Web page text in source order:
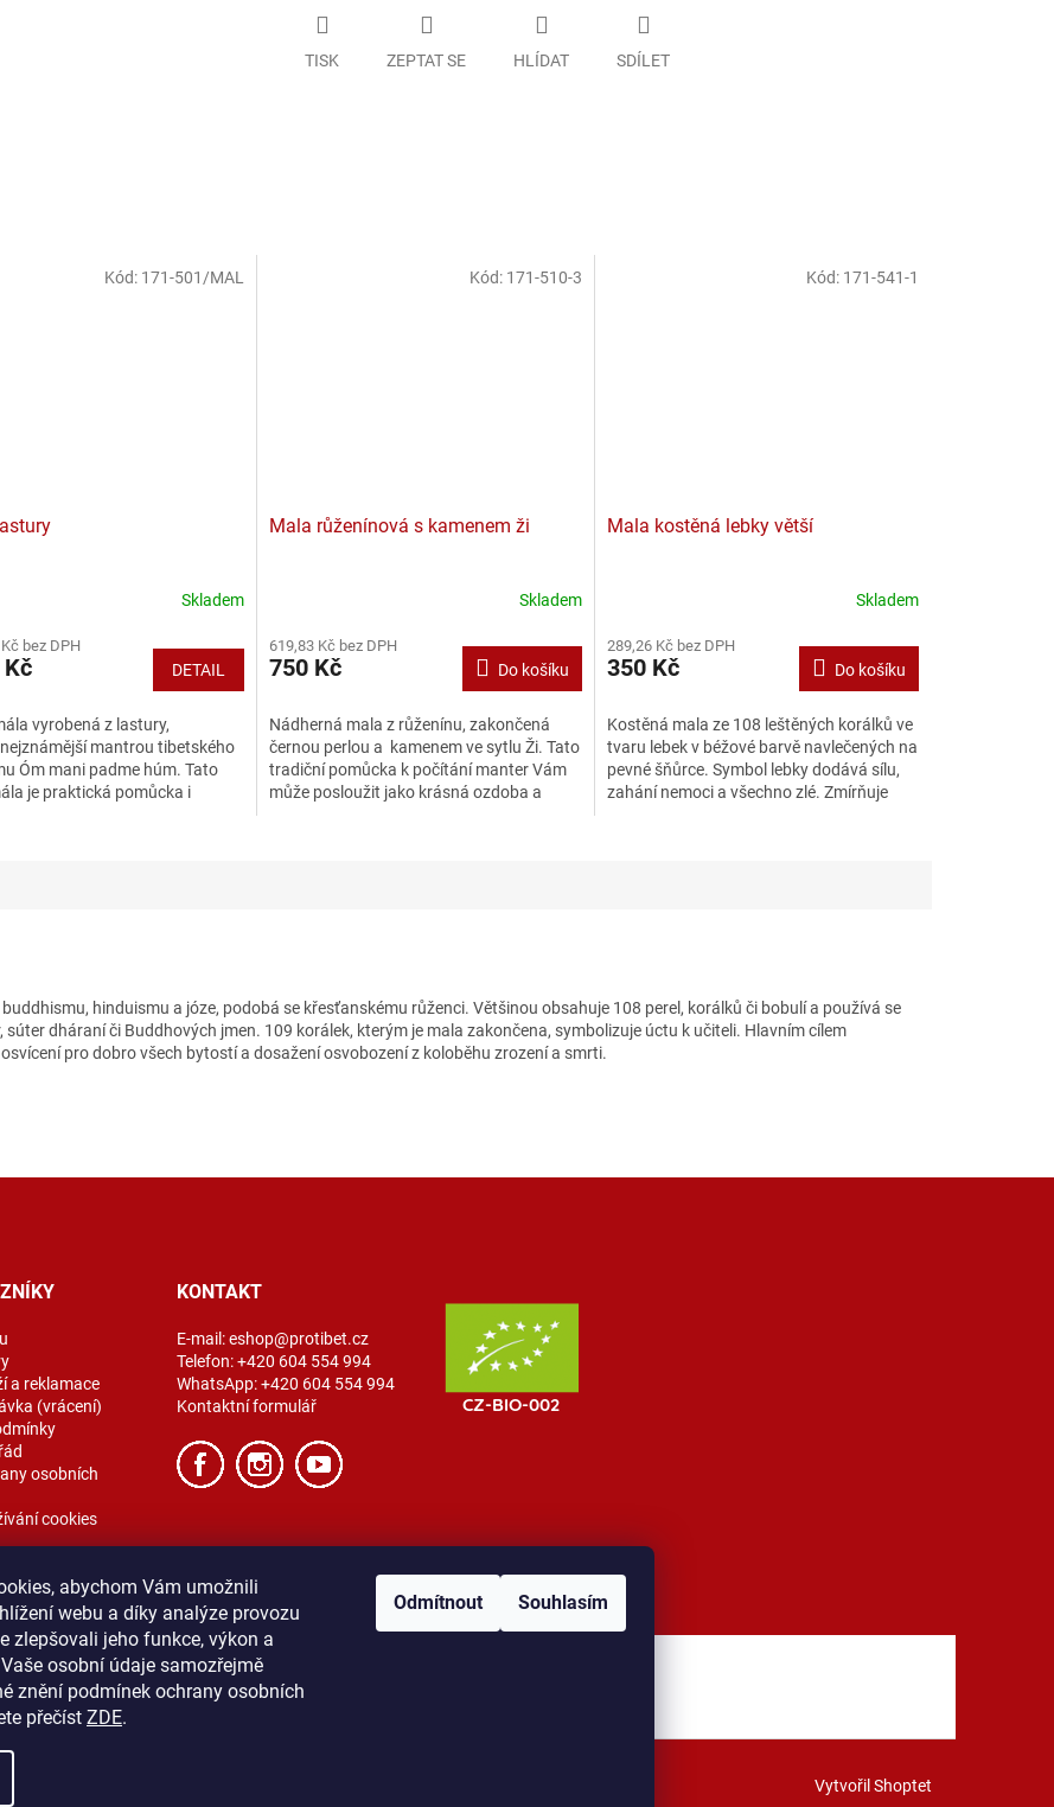
abychom Vám umožnili
webu a díky analýze provozu
zlepšovali jeho funkce, výkon a
osobní údaje samozřejmě
znění podmínek ochrany osobních
přečíst ZDE.
Odmítnout Souhlasím
TISK ZEPTAT SE HLÍDAT SDÍLET
Skladem
bez DPH
DETAIL
vyrobená z lastury,
mantrou tibetského
Óm mani padme húm. Tato
je praktická pomůcka i
Kód: 171-501/MAL
Mala růženínová s kamenem ži
Skladem
619,83 Kč bez DPH
750 Kč Do košíku
Nádherná mala z růženínu, zakončená
černou perlou a kamenem ve sytlu Ži. Tato
tradiční pomůcka k počítání manter Vám
může posloužit jako krásná ozdoba a
Kód: 171-510-3
Mala kostěná lebky větší
Skladem
289,26 Kč bez DPH
350 Kč Do košíku
Kostěná mala ze 108 leštěných korálků ve
tvaru lebek v béžové barvě navlečených na
pevné šňůrce. Symbol lebky dodává sílu,
zahání nemoci a všechno zlé. Zmírňuje
Kód: 171-541-1
hinduismu a józe, podobá se křesťanskému růženci. Většinou obsahuje 108 perel, korálků či bobulí a používá se
dháraní či Buddhových jmen. 109 korálek, kterým je mala zakončena, symbolizuje úctu k učiteli. Hlavním cílem
pro dobro všech bytostí a dosažení osvobození z koloběhu zrození a smrti.
a reklamace
(vrácení)
osobních
cookies
KONTAKT
E-mail:eshop@protibet.cz
Telefon:+420 604 554 994
WhatsApp:+420 604 554 994
Kontaktní formulář
Vše o nákupu Obchodní podmínky
Vytvořil Shoptet